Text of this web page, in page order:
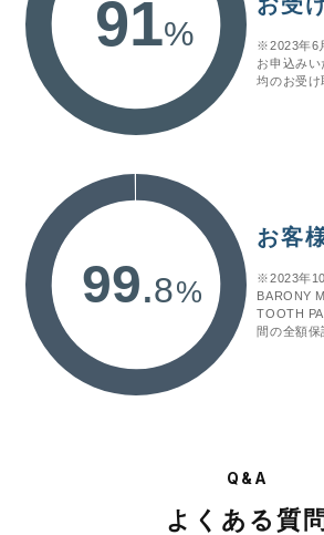
91%
※2023年6
お申込み
均のお受け
99.8%
お客
※2023年
BARONY
TOOTH
間の全額
Q&A
よくある質問